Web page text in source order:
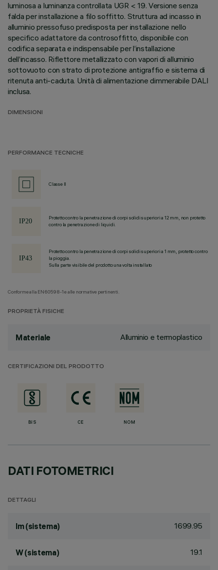
luminosa a luminanza controllata UGR < 19. Versione senza
falda per installazione a filo soffitto. Struttura ad incasso in
alluminio pressofuso predisposta per installazione nello
specifico adattatore da controsoffitto, disponibile con
codifica separata e indispensabile per l’installazione
dell’incasso. Riflettore metallizzato con vapori di alluminio
sottovuoto con strato di protezione antigraffio e sistema di
ritenuta anti-caduta. Unità di alimentazione dimmerabile DALI
inclusa.
DIMENSIONI
PERFORMANCE TECNICHE
Classe II
Protetto contro la penetrazione di corpi solidi superiori a 12 mm, non protetto
contro la penetrazione di liquidi.
Protetto contro la penetrazione di corpi solidi superiori a 1 mm, protetto contro
la pioggia.
Sulla parte visibile del prodotto una volta installato
Conforme alla EN60598-1 e alle normative pertinenti.
PROPRIETÀ FISICHE
Materiale Alluminio e termoplastico
CERTIFICAZIONI DEL PRODOTTO
BIS CE NOM
DATI FOTOMETRICI
DETTAGLI
lm (sistema) 1699.95
W (sistema) 19.1